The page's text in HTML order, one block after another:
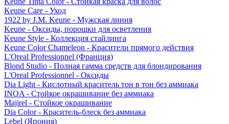
Keune Care - Уход
1922 by J.M. Keune - Мужская линия
Keune - Оксиды, порошки для осветления
Keune Style - Коллекция стайлинга
Keune Color Chameleon - Красители прямого действия
L'Oreal Professionnel (Франция)
Blond Studio - Полная гамма средств для блондирования
L'Oreal Professionnel - Оксиды
Dia Light - Кислотный краситель тон в тон без аммиака
INOA - Стойкое окрашивание без аммиака
Majirel - Стойкое окрашивание
Dia Color - Краситель-блеск без аммиака
Lebel (Япония)